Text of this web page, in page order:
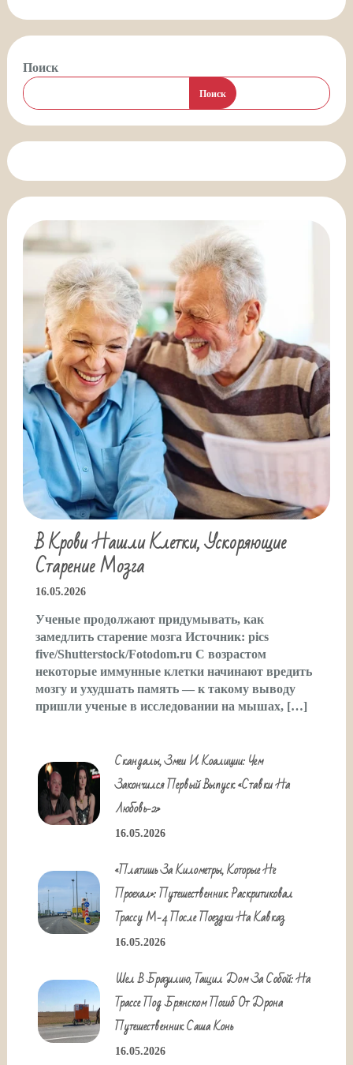
Поиск
Поиск
В Крови Нашли Клетки, Ускоряющие
Старение Мозга
16.05.2026
Ученые продолжают придумывать, как
замедлить старение мозга Источник: pics
five/Shutterstock/Fotodom.ru С возрастом
некоторые иммунные клетки начинают вредить
мозгу и ухудшать память — к такому выводу
пришли ученые в исследовании на мышах, […]
Скандалы, Змеи И Коалиции: Чем
Закончился Первый Выпуск «Ставки На
Любовь-2»
16.05.2026
«Платишь За Километры, Которые Не
Проехал»: Путешественник Раскритиковал
Трассу М-4 После Поездки На Кавказ
16.05.2026
Шел В Бразилию, Тащил Дом За Собой: На
Трассе Под Брянском Погиб От Дрона
Путешественник Саша Конь
16.05.2026